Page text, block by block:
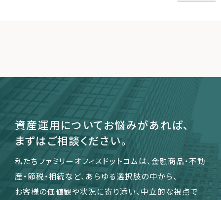
資産運用についてお悩みがあれば、
まずはご相談ください。
私たちファミリーオフィスドットコムは、金融商品・不動
産・節税・相続など、あらゆる選択肢の中から、
お客様の価値観や状況に寄り添い、中立的な視点で